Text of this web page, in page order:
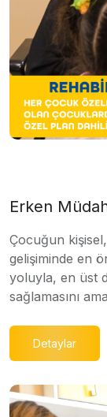
Erken
Çocuğun
gelişiminde en
yoluyla, en üst
sağlamasını
Detaylar